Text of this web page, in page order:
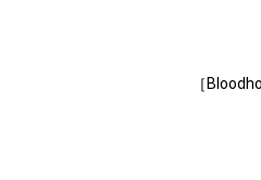
［